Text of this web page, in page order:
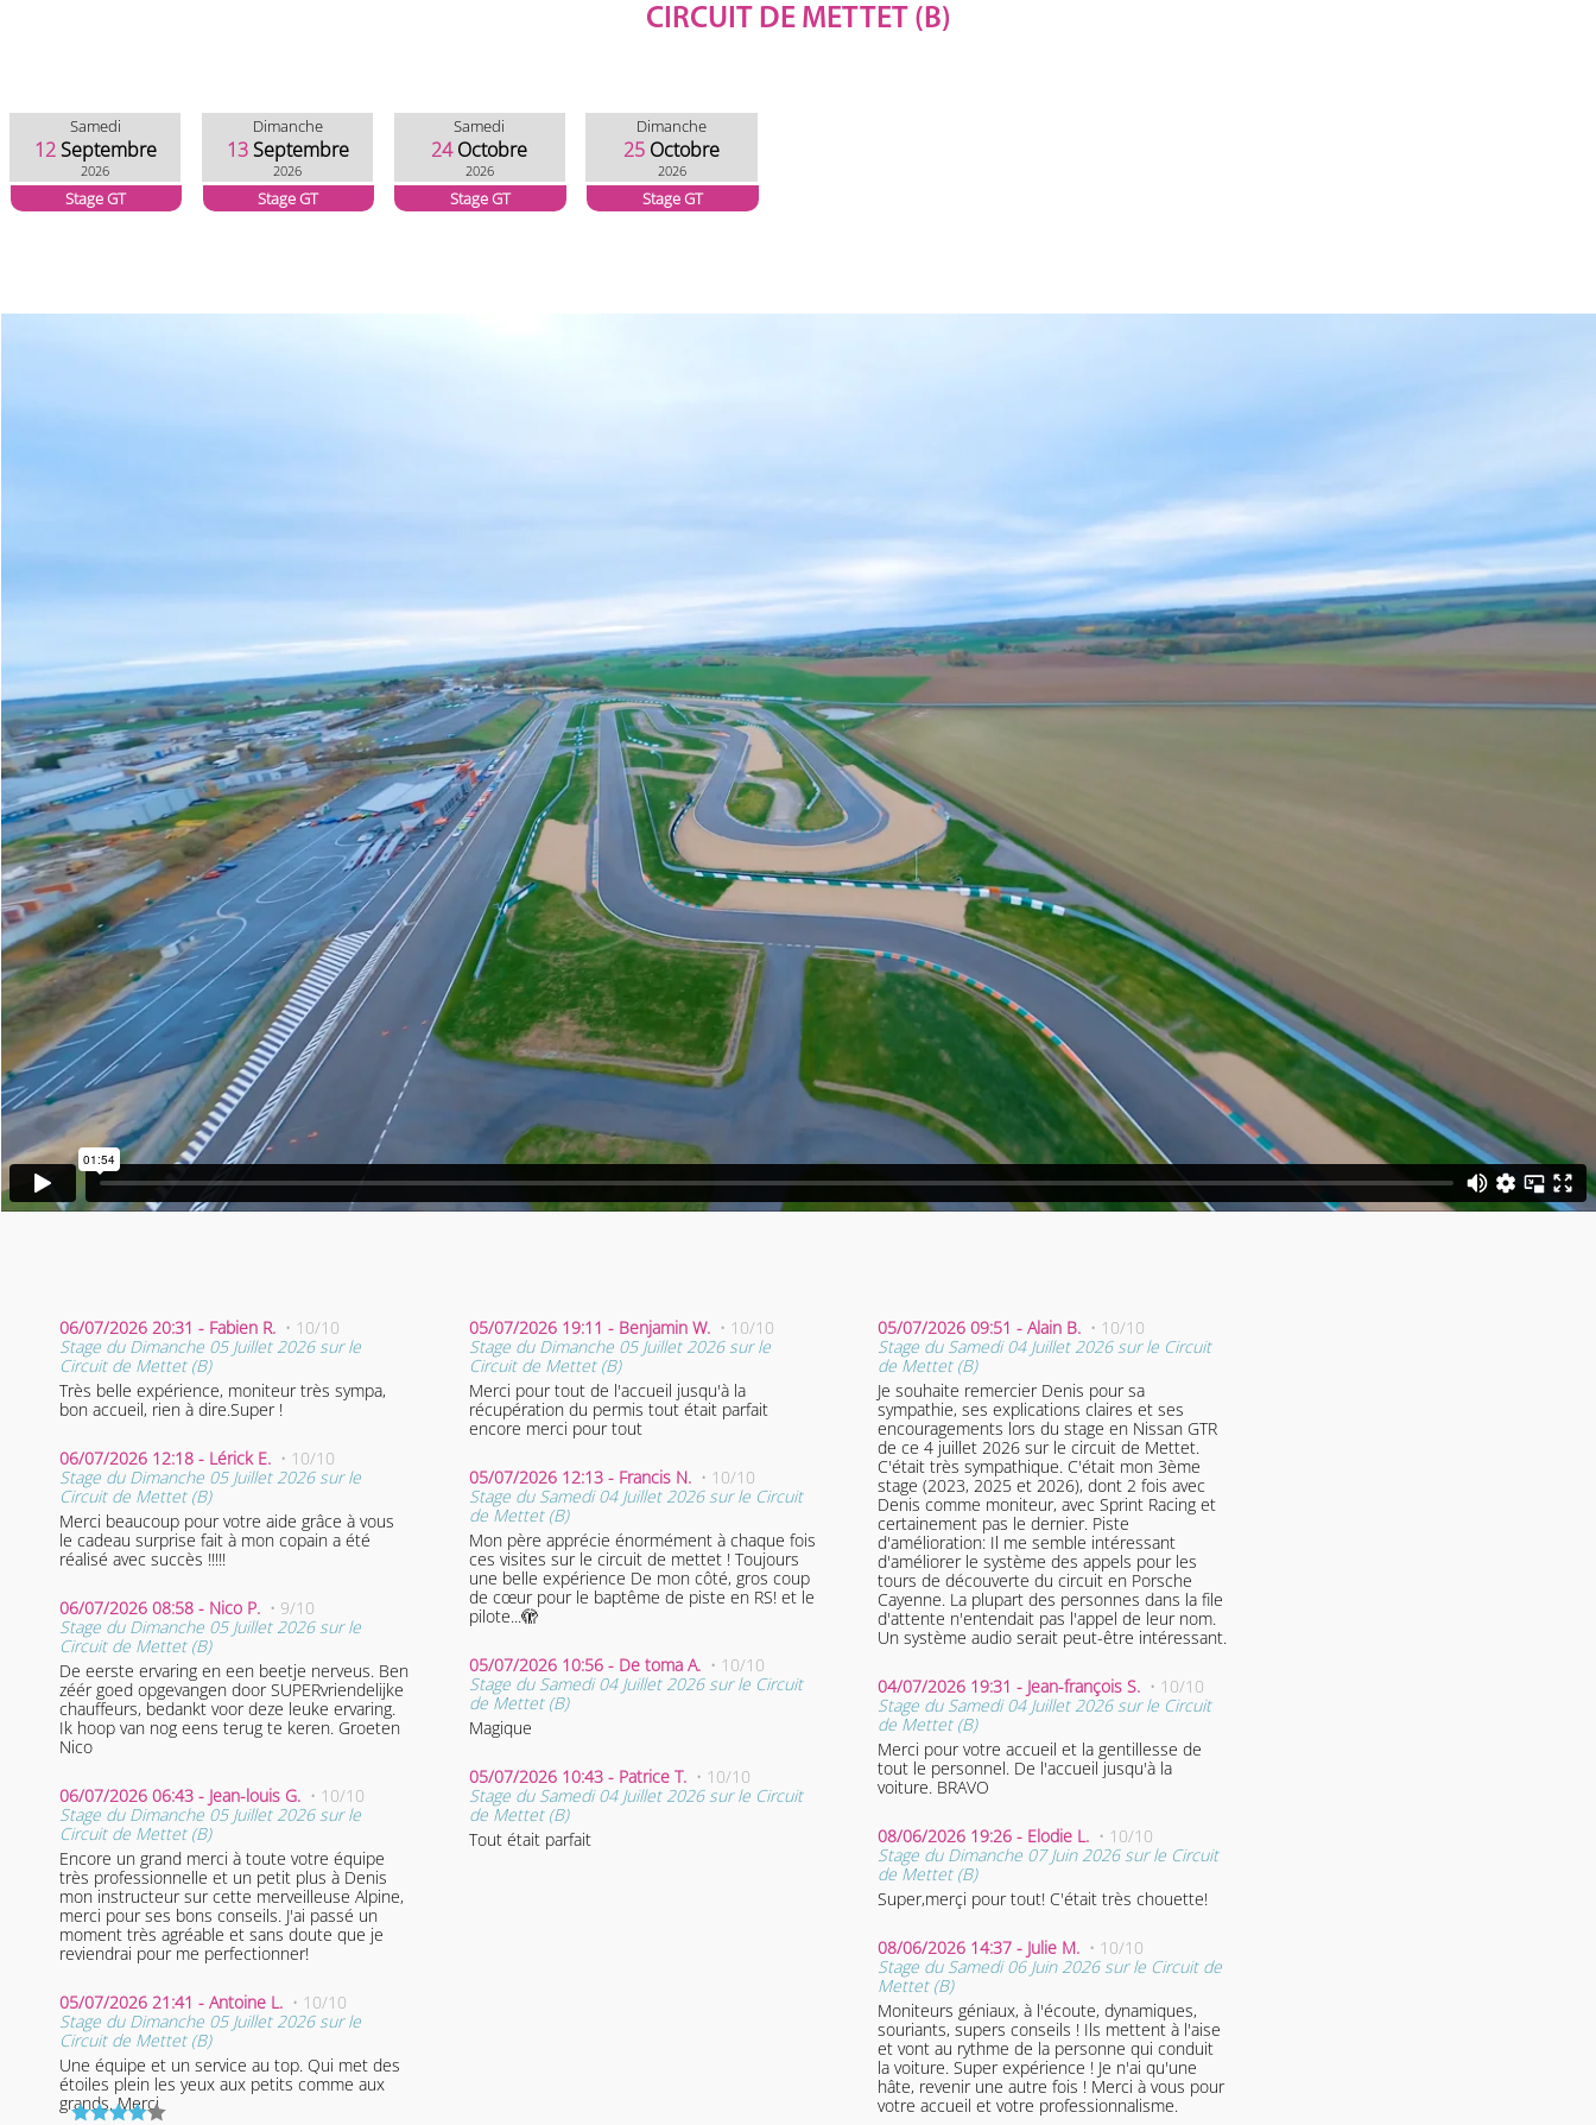
CIRCUIT DE METTET (B)
Samedi
12Septembre
2026
Stage GT
Dimanche
13Septembre
2026
Stage GT
Samedi
24Octobre
2026
Stage GT
Dimanche
25 Octobre
2026
Stage GT
06/07/2026 20:31 - Fabien R. • 10/10
Stage du Dimanche 05 Juillet 2026 sur le
Circuit de Mettet (B)
Très belle expérience, moniteur très sympa,
bon accueil, rien à dire.Super !
06/07/2026 12:18 - Lérick E. • 10/10
Stage du Dimanche 05 Juillet 2026 sur le
Circuit de Mettet (B)
Merci beaucoup pour votre aide grâce à vous
le cadeau surprise fait à mon copain a été
réalisé avec succès !!!!!
06/07/2026 08:58 - Nico P. • 9/10
Stage du Dimanche 05 Juillet 2026 sur le
Circuit de Mettet (B)
De eerste ervaring en een beetje nerveus. Ben
zéér goed opgevangen door SUPERvriendelijke
chauffeurs, bedankt voor deze leuke ervaring.
Ik hoop van nog eens terug te keren. Groeten
Nico
06/07/2026 06:43 - Jean-louis G. • 10/10
Stage du Dimanche 05 Juillet 2026 sur le
Circuit de Mettet (B)
Encore un grand merci à toute votre équipe
très professionnelle et un petit plus à Denis
mon instructeur sur cette merveilleuse Alpine,
merci pour ses bons conseils. J'ai passé un
moment très agréable et sans doute que je
reviendrai pour me perfectionner!
05/07/2026 21:41 - Antoine L. • 10/10
Stage du Dimanche 05 Juillet 2026 sur le
Circuit de Mettet (B)
Une équipe et un service au top. Qui met des
étoiles plein les yeux aux petits comme aux
grands. Merci
05/07/2026 19:11 - Benjamin W. • 10/10
Stage du Dimanche 05 Juillet 2026 sur le
Circuit de Mettet (B)
Merci pour tout de l'accueil jusqu'à la
récupération du permis tout était parfait
encore merci pour tout
05/07/2026 12:13 - Francis N. • 10/10
Stage du Samedi 04 Juillet 2026 sur le Circuit
de Mettet (B)
Mon père apprécie énormément à chaque fois
ces visites sur le circuit de mettet ! Toujours
une belle expérience De mon côté, gros coup
de cœur pour le baptême de piste en RS! et le
pilote...🫣
05/07/2026 10:56 - De toma A. • 10/10
Stage du Samedi 04 Juillet 2026 sur le Circuit
de Mettet (B)
Magique
05/07/2026 10:43 - Patrice T. • 10/10
Stage du Samedi 04 Juillet 2026 sur le Circuit
de Mettet (B)
Tout était parfait
05/07/2026 09:51 - Alain B. • 10/10
Stage du Samedi 04 Juillet 2026 sur le Circuit
de Mettet (B)
Je souhaite remercier Denis pour sa
sympathie, ses explications claires et ses
encouragements lors du stage en Nissan GTR
de ce 4 juillet 2026 sur le circuit de Mettet.
C'était très sympathique. C'était mon 3ème
stage (2023, 2025 et 2026), dont 2 fois avec
Denis comme moniteur, avec Sprint Racing et
certainement pas le dernier. Piste
d'amélioration: Il me semble intéressant
d'améliorer le système des appels pour les
tours de découverte du circuit en Porsche
Cayenne. La plupart des personnes dans la file
d'attente n'entendait pas l'appel de leur nom.
Un système audio serait peut-être intéressant.
04/07/2026 19:31 - Jean-françois S. • 10/10
Stage du Samedi 04 Juillet 2026 sur le Circuit
de Mettet (B)
Merci pour votre accueil et la gentillesse de
tout le personnel. De l'accueil jusqu'à la
voiture. BRAVO
08/06/2026 19:26 - Elodie L. • 10/10
Stage du Dimanche 07 Juin 2026 sur le Circuit
de Mettet (B)
Super,merçi pour tout! C'était très chouette!
08/06/2026 14:37 - Julie M. • 10/10
Stage du Samedi 06 Juin 2026 sur le Circuit de
Mettet (B)
Moniteurs géniaux, à l'écoute, dynamiques,
souriants, supers conseils ! Ils mettent à l'aise
et vont au rythme de la personne qui conduit
la voiture. Super expérience ! Je n'ai qu'une
hâte, revenir une autre fois ! Merci à vous pour
votre accueil et votre professionnalisme.